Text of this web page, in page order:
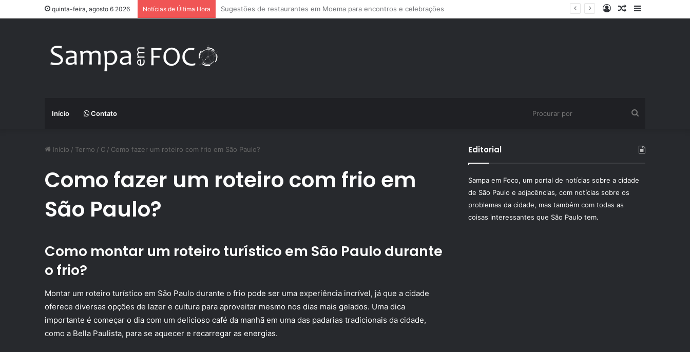
quinta-feira, agosto 6 2026 Notícias de Última Hora Apps de treino personalizado crescem no Brasil e impulsionam modelo de assinatura fitness
Barra
Artigo
Entrar
Início Contato
por
Início / Termo / C / Como fazer um roteiro com frio em São Paulo?
Como fazer um roteiro com frio em
São Paulo?
Como montar um roteiro turístico em São Paulo durante
o frio?
Montar um roteiro turístico em São Paulo durante o frio pode ser uma experiência incrível, já que a cidade
oferece diversas opções de lazer e cultura para aproveitar mesmo nos dias mais gelados. Uma dica
importante é começar o dia com um delicioso café da manhã em uma das padarias tradicionais da cidade,
como a Bella Paulista, para se aquecer e recarregar as energias.
Editorial
Sampa em Foco, um portal de notícias sobre a cidade
de São Paulo e adjacências, com notícias sobre os
problemas da cidade, mas também com todas as
coisas interessantes que São Paulo tem.